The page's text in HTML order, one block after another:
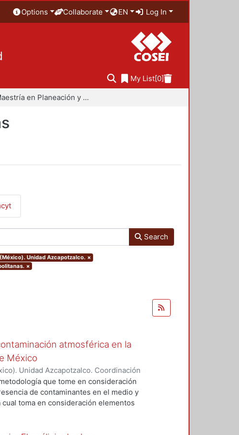
Options Collaborate EN Log In
My List[0]
Maestría en Planeación y Políticas Metropolitanas
Search
Unidad Azcapotzalco. ×
×
atmosférica en la
México
Unidad Azcapotzalco. Coordinación
Tavera Sánchez, Linaque tome en consideración
de contaminantes en el medio y
toma en consideración elementos
de la población vulnerable; las